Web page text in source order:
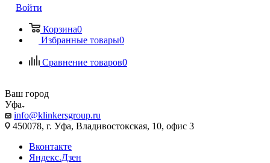
Войти
Корзина0
Избранные товары0
Сравнение товаров0
Ваш город
Уфа
info@klinkersgroup.ru
450078, г. Уфа, Владивостокская, 10, офис 3
Вконтакте
Яндекс.Дзен